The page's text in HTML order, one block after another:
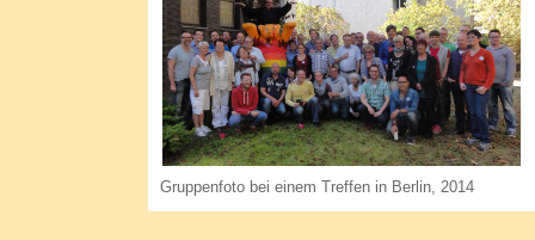
Gruppenfoto bei einem Treffen in Berlin, 2014